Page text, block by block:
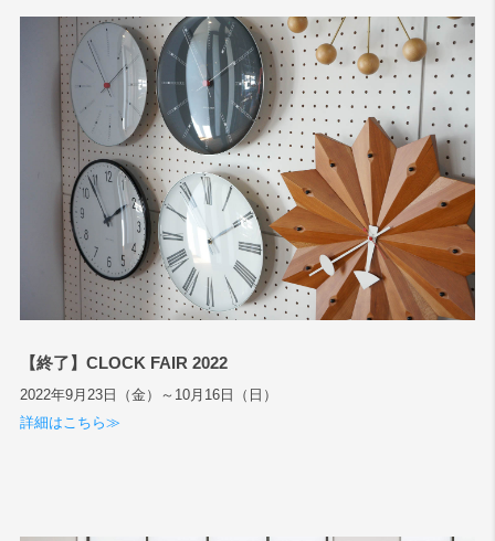
【終了】CLOCK FAIR 2022
2022年9月23日（金）～10月16日（日）
詳細はこちら≫